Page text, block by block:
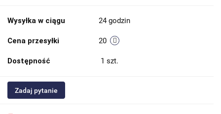
Wysyłka w ciągu 24 godzin
Cena przesyłki 20
Dostępność 1 szt.
Zadaj pytanie